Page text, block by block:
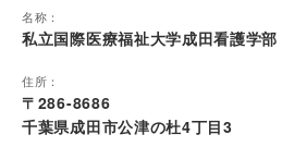
名称：
私立国際医療福祉大学成田看護学
住所：
〒286-8686
千葉県成田市公津の杜4丁目3